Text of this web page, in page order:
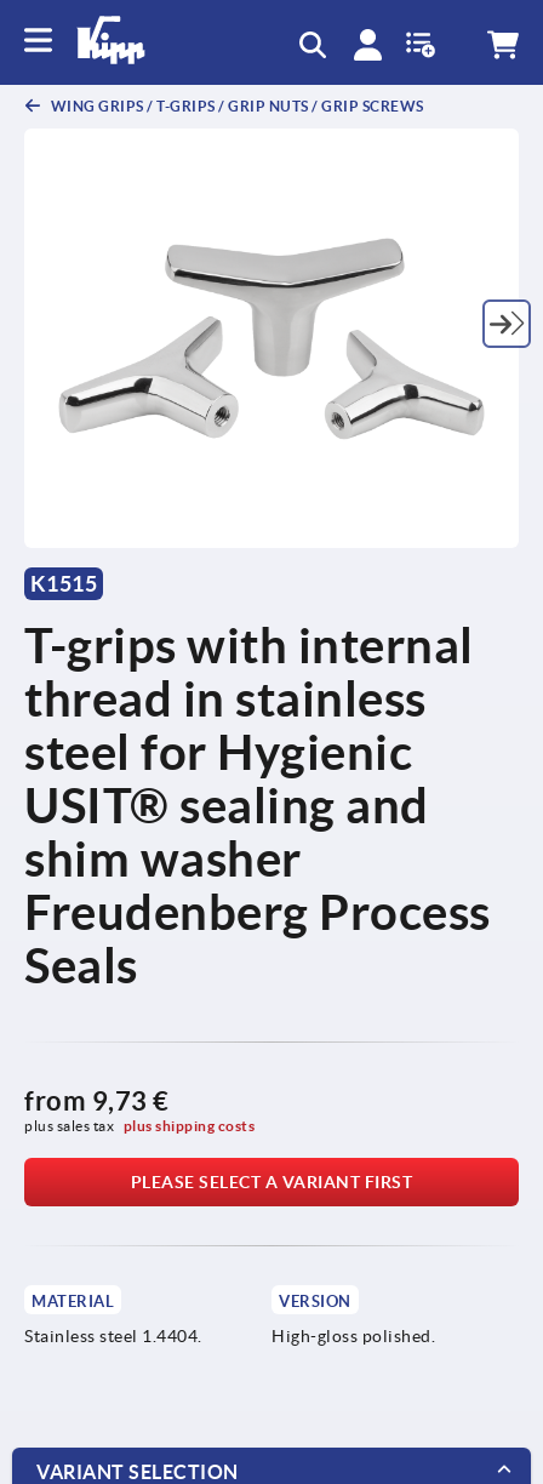
WING GRIPS / T-GRIPS / GRIP NUTS / GRIP SCREWS
K1515
T-grips with internal
thread in stainless
steel for Hygienic
USIT® sealing and
shim washer
Freudenberg Process
Seals
from 9,73 €
plus sales tax plus shipping costs
PLEASE SELECT A VARIANT FIRST
MATERIAL
Stainless steel 1.4404.
VERSION
High-gloss polished.
VARIANT SELECTION